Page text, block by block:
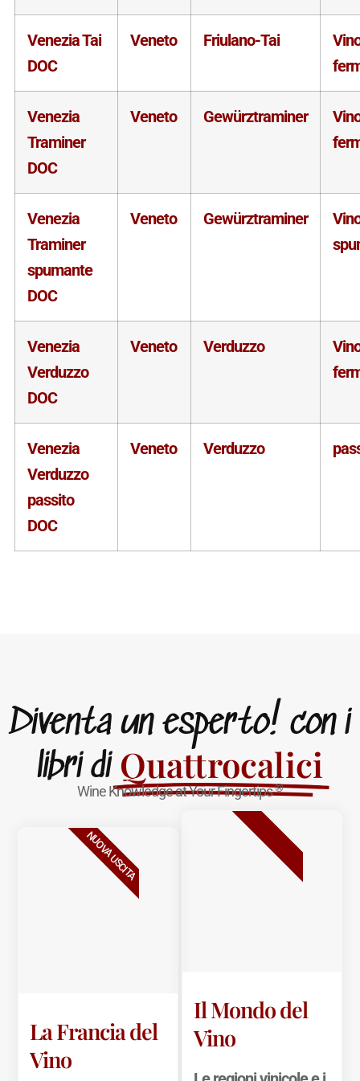
Venezia Tai
DOC
Veneto Friulano-Tai
Venezia
Traminer
DOC
Veneto Gewürztraminer
Venezia
Traminer
spumante
DOC
Veneto Gewürztraminer
Venezia
Verduzzo
DOC
Veneto Verduzzo
Venezia
Verduzzo
passito
DOC
Veneto Verduzzo
Diventa un esperto! con i
libri di Quattrocalici
Wine Knowledge at Your Fingertips®
La Francia del
Vino
NUOVA USCITA
Il Mondo del
Vino
BESTSELLER